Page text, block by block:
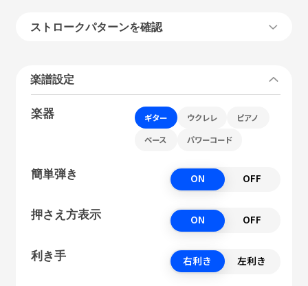
ストロークパターンを確認
楽譜設定
楽器 ギター ウクレレ ピアノ
ベース パワーコード
簡単弾き ON OFF
押さえ方表示 ON OFF
利き手 右利き 左利き